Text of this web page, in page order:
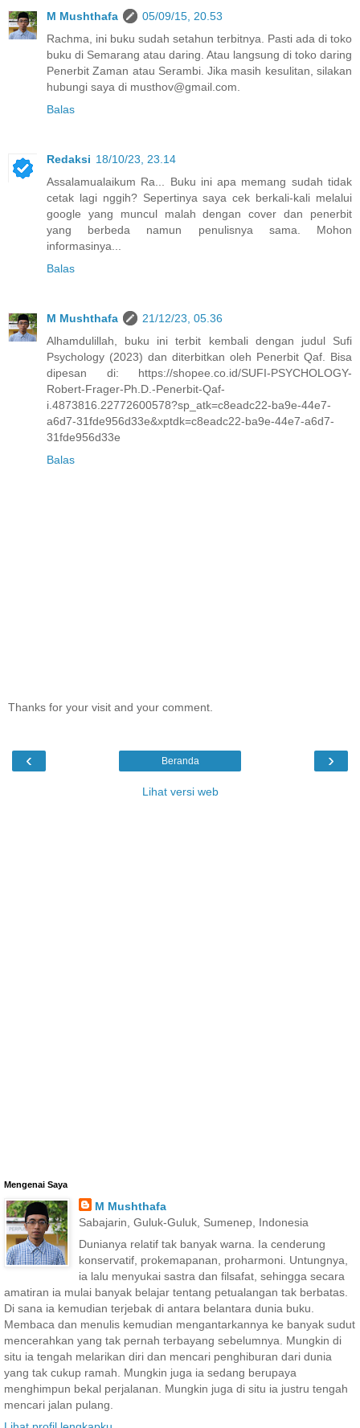
M Mushthafa
05/09/15, 20.53
Rachma, ini buku sudah setahun terbitnya. Pasti ada di toko
buku di Semarang atau daring. Atau langsung di toko daring
Penerbit Zaman atau Serambi. Jika masih kesulitan, silakan
hubungi saya di musthov@gmail.com.
Balas
Redaksi 18/10/23, 23.14
Assalamualaikum Ra... Buku ini apa memang sudah tidak
cetak lagi nggih? Sepertinya saya cek berkali-kali melalui
google yang muncul malah dengan cover dan penerbit
yang berbeda namun penulisnya sama. Mohon
informasinya...
Balas
M Mushthafa
21/12/23, 05.36
Alhamdulillah, buku ini terbit kembali dengan judul Sufi
Psychology (2023) dan diterbitkan oleh Penerbit Qaf. Bisa
dipesan di: https://shopee.co.id/SUFI-PSYCHOLOGY-
Robert-Frager-Ph.D.-Penerbit-Qaf-
i.4873816.22772600578?sp_atk=c8eadc22-ba9e-44e7-
a6d7-31fde956d33e&xptdk=c8eadc22-ba9e-44e7-a6d7-
31fde956d33e
Balas
Thanks for your visit and your comment.
‹ ›
Beranda
Lihat versi web
Mengenai Saya
M Mushthafa
Sabajarin, Guluk-Guluk, Sumenep, Indonesia
Dunianya relatif tak banyak warna. Ia cenderung
konservatif, prokemapanan, proharmoni. Untungnya,
ia lalu menyukai sastra dan filsafat, sehingga secara
amatiran ia mulai banyak belajar tentang petualangan tak berbatas.
Di sana ia kemudian terjebak di antara belantara dunia buku.
Membaca dan menulis kemudian mengantarkannya ke banyak sudut
mencerahkan yang tak pernah terbayang sebelumnya. Mungkin di
situ ia tengah melarikan diri dan mencari penghiburan dari dunia
yang tak cukup ramah. Mungkin juga ia sedang berupaya
menghimpun bekal perjalanan. Mungkin juga di situ ia justru tengah
mencari jalan pulang.